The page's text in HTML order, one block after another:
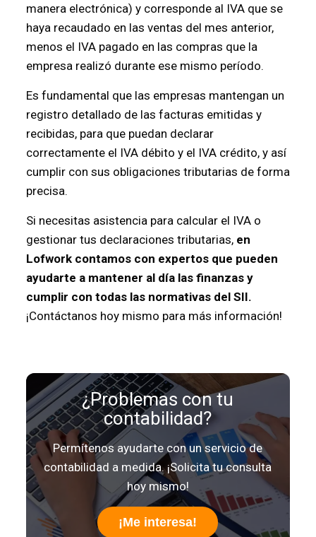
manera electrónica) y corresponde al IVA que se
haya recaudado en las ventas del mes anterior,
menos el IVA pagado en las compras que la
empresa realizó durante ese mismo período.
Es fundamental que las empresas mantengan un
registro detallado de las facturas emitidas y
recibidas, para que puedan declarar
correctamente el IVA débito y el IVA crédito, y así
cumplir con sus obligaciones tributarias de forma
precisa.
Si necesitas asistencia para calcular el IVA o
gestionar tus declaraciones tributarias, en
Lofwork contamos con expertos que pueden
ayudarte a mantener al día las finanzas y
cumplir con todas las normativas del SII.
¡Contáctanos hoy mismo para más información!
¿Problemas con tu
contabilidad?
Permítenos ayudarte con un servicio de
contabilidad a medida. ¡Solicita tu consulta
hoy mismo!
¡Me interesa!